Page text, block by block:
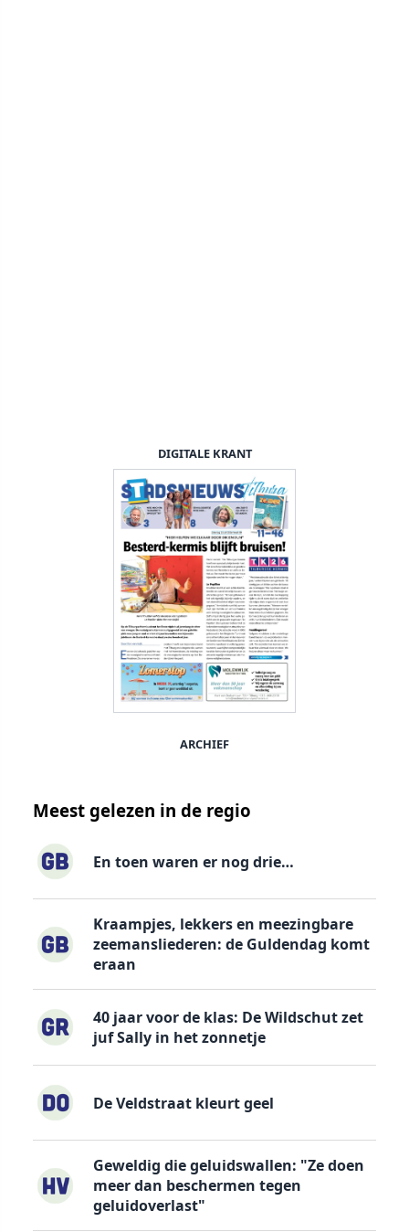
DIGITALE KRANT
ARCHIEF
Meest gelezen in de regio
En toen waren er nog drie…
Kraampjes, lekkers en meezingbare
zeemansliederen: de Guldendag komt
eraan
40 jaar voor de klas: De Wildschut zet
juf Sally in het zonnetje
De Veldstraat kleurt geel
Geweldig die geluidswallen: "Ze doen
meer dan beschermen tegen
geluidoverlast"